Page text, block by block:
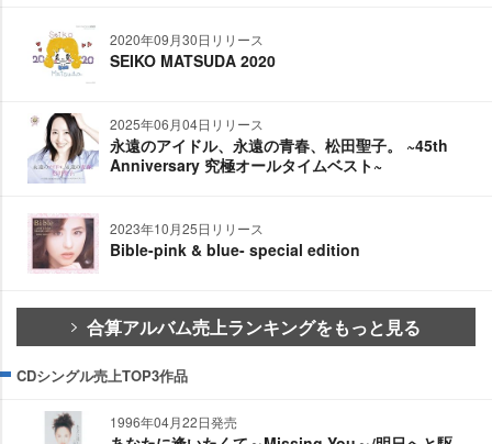
2020年09月30日リリース
SEIKO MATSUDA 2020
2025年06月04日リリース
永遠のアイドル、永遠の青春、松田聖子。 ~45th
Anniversary 究極オールタイムベスト~
2023年10月25日リリース
Bible-pink & blue- special edition
合算アルバム売上ランキングをもっと見る
CDシングル売上TOP3作品
1996年04月22日発売